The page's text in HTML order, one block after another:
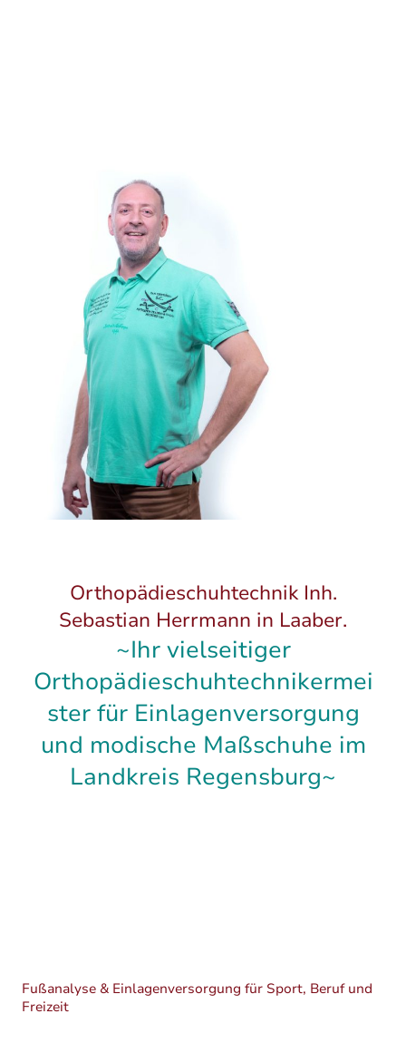
Orthopädieschuhtechnik Inh.
Sebastian Herrmann in Laaber.
~Ihr vielseitiger
Orthopädieschuhtechnikermei
ster für Einlagenversorgung
und modische Maßschuhe im
Landkreis Regensburg~
Fußanalyse & Einlagenversorgung für Sport, Beruf und
Freizeit